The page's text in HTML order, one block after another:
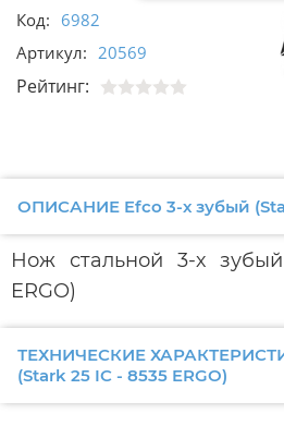
Код: 6982
Артикул: 20569
Рейтинг:
ОПИСАНИЕ Efco 3-х зубый
Нож стальной 3-х
ERGO)
ТЕХНИЧЕСКИЕ
(Stark 25 IC - 8535 ERGO)